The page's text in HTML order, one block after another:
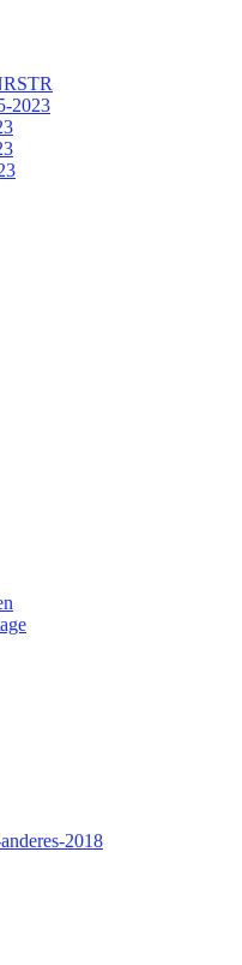
2023
2018